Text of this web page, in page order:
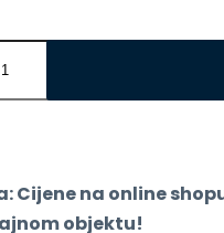
Cijene na online
objektu!